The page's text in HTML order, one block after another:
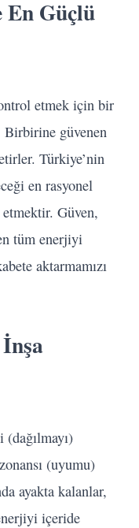
En Güçlü
etmek için bir
Birbirine güvenen
Türkiye’nin
en rasyonel
Güven,
tüm enerjiyi
aktarmamızı
(uyumu)
ayakta kalanlar,
içeride